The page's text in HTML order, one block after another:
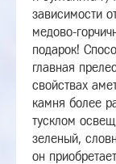
зависимости
медово-
подарок!
главная
свойствах
камня более
тусклом
зеленый,
он